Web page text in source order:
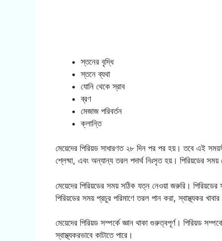
স্তনের বৃদ্ধি
স্তনে ব্যথা
যোনি থেকে স্রাব
ব্রণ
মেজাজ পরিবর্তন
ক্লান্তি
মেয়েদের পিরিয়ড সাধারণত ২৮ দিন পর পর হয়। তবে এই
শ্লেষ্মা, এবং অন্যান্য তরল পদার্থ নিঃসৃত হয়। পিরিয়ডের সময়
মেয়েদের পিরিয়ডের সময় সঠিক যত্ন নেওয়া জরুরি। পিরিয়ডের
পিরিয়ডের সময় প্রচুর পরিমাণে তরল পান করা, স্বাস্থ্যকর
মেয়েদের পিরিয়ড সম্পর্কে জ্ঞান থাকা গুরুত্বপূর্ণ। পিরিয়ড
স্বাস্থ্যকরভাবে কাটাতে পারে।